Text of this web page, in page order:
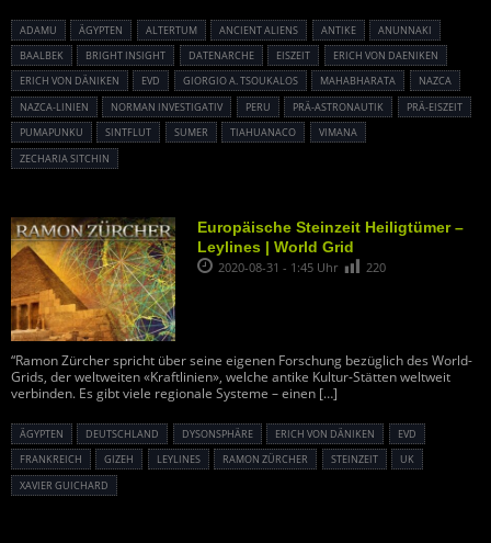
ADAMU ÄGYPTEN ALTERTUM ANCIENT ALIENS ANTIKE
ANUNNAKI
BAALBEK
BRIGHT INSIGHT DATENARCHE EISZEIT
ERICH VON DAENIKEN
ERICH VON DÄNIKEN
EVD GIORGIO A. TSOUKALOS MAHABHARATA
NAZCA
NAZCA-LINIEN
NORMAN INVESTIGATIV PERU PRÄ-ASTRONAUTIK
PRÄ-EISZEIT
PUMAPUNKU
SINTFLUT SUMER TIAHUANACO
VIMANA
ZECHARIA SITCHIN
Europäische Steinzeit Heiligtümer –
Leylines | World Grid
2020-08-31 - 1:45 Uhr 220
“Ramon Zürcher spricht über seine eigenen Forschung bezüglich des World-
Grids, der weltweiten «Kraftlinien», welche antike Kultur-Stätten weltweit
verbinden. Es gibt viele regionale Systeme – einen […]
ÄGYPTEN DEUTSCHLAND DYSONSPHÄRE ERICH VON DÄNIKEN
EVD
FRANKREICH
GIZEH LEYLINES RAMON ZÜRCHER STEINZEIT
UK
XAVIER GUICHARD